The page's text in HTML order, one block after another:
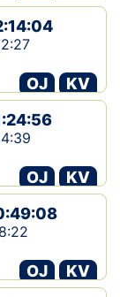
OJ
KV
OJ
KV
OJ
KV